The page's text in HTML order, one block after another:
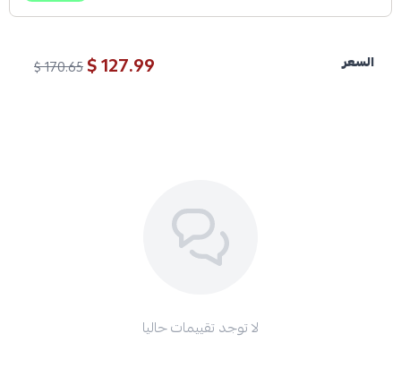
السعر 127.99 $
170.65 $
لا توجد تقييمات حاليا